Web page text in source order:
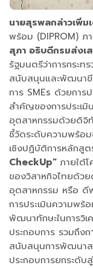
นายสุรพลกล่าวเพิ่ม
พร้อม (DIPROM) ภ
สุภา อธิบดีกรมส่งเ
รัฐมนตรีว่าการกระท
สนับสนุนและพัฒนาขี
การ SMEs ด้วยการ
สำคัญของการประเ
อุตสาหกรรมด้วยดิจิทั
ชี้วัดระดับความพร้อ
เชิงปฏิบัติการหลักสูต
CheckUp” ภายใต้
ของวิสาหกิจไทยด้วย
อุตสาหกรรม หรือ ดีพ
การประเมินความพร้
พัฒนาทักษะในการวิเ
ประกอบการ รวมถึงก
สนับสนุนการพัฒนาส
ประกอบการยกระดั